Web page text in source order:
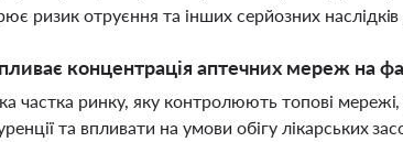
ризик отруєння та інших серйозних
концентрація аптечних мереж на
частка ринку, яку контролюють топові
та впливати на умови обігу лікарських